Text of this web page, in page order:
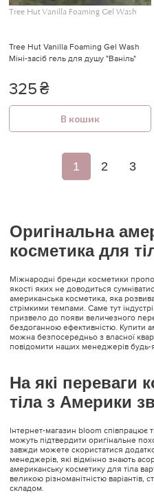
Tree Hut Vanilla Foaming Gel Wash
Tree Hut Vanilla Foaming Gel Wash
Міні-засіб гель для душу "Ваніль"
325₴
В кошик
1 2 3
Оригінальна
косметика для
Міжнародні бренди косметики
якості яких не доводиться
американська косметика, яка
стрімкими темпами. Саме тут
призвело до появи величезного
бездоганною ефективністю. Купити
можна безпосередньо з власної
повідомити наших менеджерів
На які переваги
тіла з Америки
Інтернет-магазин bloom співпрацює
можуть підтвердити оригінальне
завжди можете скористатися
менеджерів, які відмінно знають
американську косметику для тіла
великою різноманітністю варіантів,
складом.